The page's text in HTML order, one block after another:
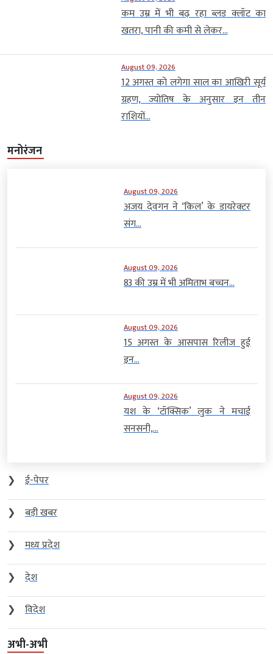
कम उम्र में भी बढ़ रहा ब्लड क्लॉट का
खतरा, पानी की कमी से लेकर...
August 09, 2026
12 अगस्त को लगेगा साल का आखिरी सूर्य
ग्रहण, ज्योतिष के अनुसार इन तीन
राशियों...
मनोरंजन
August 09, 2026
अजय देवगन ने ‘किल’ के डायरेक्टर
संग...
August 09, 2026
83 की उम्र में भी अमिताभ बच्चन...
August 09, 2026
15 अगस्त के आसपास रिलीज हुई
इन...
August 09, 2026
यश के ‘टॉक्सिक’ लुक ने मचाई
सनसनी,...
❯
ई-पेपर
❯
बड़ी खबर
❯
मध्य प्रदेश
❯
देश
❯
विदेश
अभी-अभी